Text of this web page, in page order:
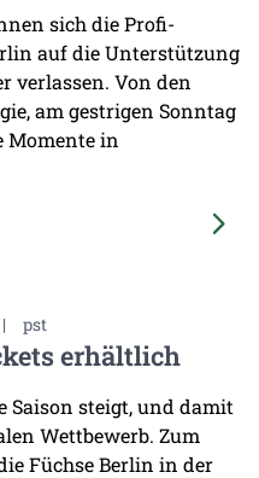
sich die Profi-
auf die Unterstützung
verlassen. Von den
am gestrigen Sonntag
Momente in
| pst
erhältlich
Saison steigt, und damit
Wettbewerb. Zum
Füchse Berlin in der